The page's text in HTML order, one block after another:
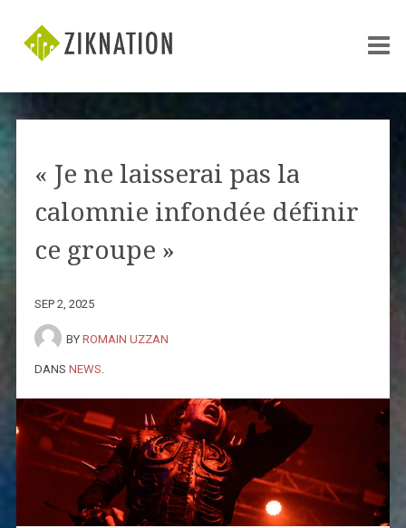
« Je ne laisserai pas la
calomnie infondée définir
ce groupe »
SEP 2, 2025
BY ROMAIN UZZAN
DANS NEWS